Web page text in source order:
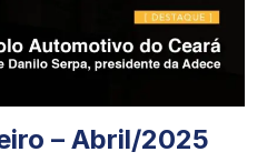
– Abril/2025